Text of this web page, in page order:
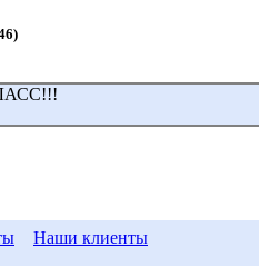
Наши клиенты